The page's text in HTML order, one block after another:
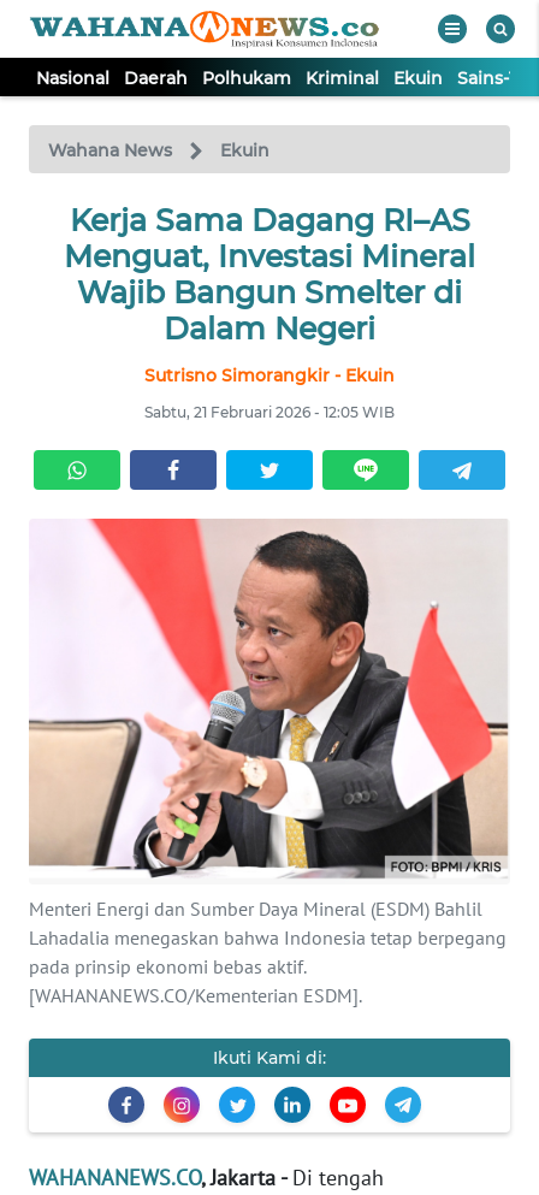
Nasional Daerah Polhukam Kriminal Ekuin Sains-
Wahana News Ekuin
Kerja Sama Dagang RI–AS
Menguat, Investasi Mineral
Wajib Bangun Smelter di
Dalam Negeri
Sutrisno Simorangkir - Ekuin
Sabtu, 21 Februari 2026 - 12:05 WIB
Menteri Energi dan Sumber Daya Mineral (ESDM) Bahlil
Lahadalia menegaskan bahwa Indonesia tetap berpegang
pada prinsip ekonomi bebas aktif.
[WAHANANEWS.CO/Kementerian ESDM].
Ikuti Kami di:
WAHANANEWS.CO, Jakarta -Di tengah
TV
Tutup
NASIONAL
DAERAH
EKUIN
SAINS-TEKNO
SERBA-SERBI
PENDIDIKAN
OPINI
INDEKS
BERITA